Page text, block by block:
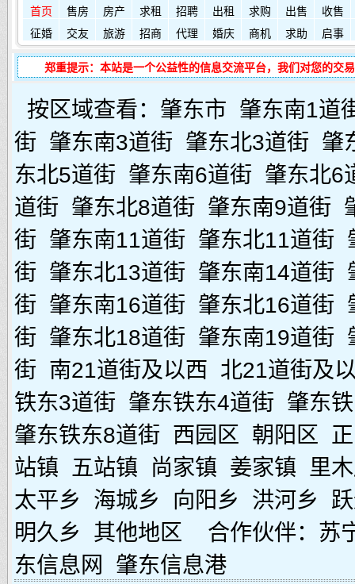
首页 售房 房产 求租 招聘 出租 求购 出售
收售
征婚
交友 旅游 招商 代理 婚庆 商机 求助 启事
郑重提示：本站是一个公益性的信息交流平台，我们对您的交
按区域查看： 肇东市 肇东南1道
街 肇东南3道街 肇东北3道街 肇
东北5道街 肇东南6道街 肇东北6
道街 肇东北8道街 肇东南9道街
街 肇东南11道街 肇东北11道街
街 肇东北13道街 肇东南14道街
街 肇东南16道街 肇东北16道街
街 肇东北18道街 肇东南19道街
街 南21道街及以西 北21道街及
铁东3道街 肇东铁东4道街 肇东
肇东铁东8道街 西园区 朝阳区
站镇
五站镇 尚家镇 姜家镇
里
太平乡
海城乡 向阳乡 洪河乡
明久乡
其他地区 合作伙伴： 苏
东信息网
肇东信息港